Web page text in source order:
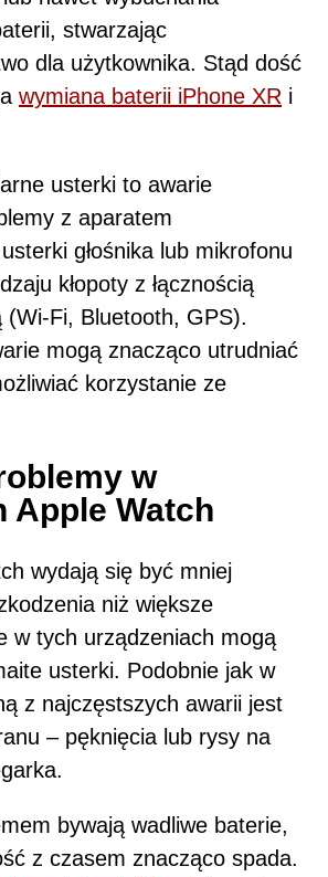
stwarzając
dla użytkownika. Stąd dość
wymiana baterii iPhone XR i
usterki to awarie
z aparatem
głośnika lub mikrofonu
kłopoty z łącznością
(Wi-Fi, Bluetooth, GPS).
mogą znacząco utrudniać
korzystanie ze
w
Apple Watch
wydają się być mniej
niż większe
w tych urządzeniach mogą
usterki. Podobnie jak w
z najczęstszych awarii jest
– pęknięcia lub rysy na
bywają wadliwe baterie,
z czasem znacząco spada.